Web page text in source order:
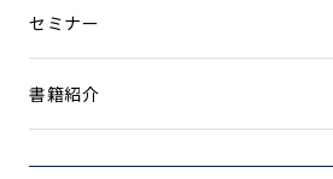
セミナー
書籍紹介